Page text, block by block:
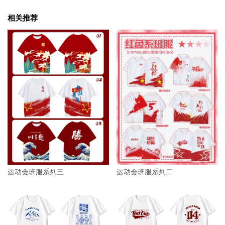
相关推荐
运动会班服系列三 运动会班服系列二